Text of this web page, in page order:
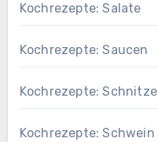
Kochrezepte: Salate
Kochrezepte: Saucen
Kochrezepte: Schnitzel
Kochrezepte: Schwein